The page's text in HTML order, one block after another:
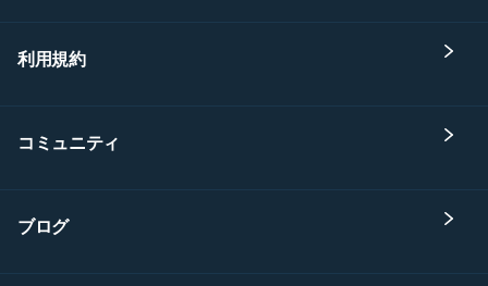
利用規約
コミュニティ
ブログ